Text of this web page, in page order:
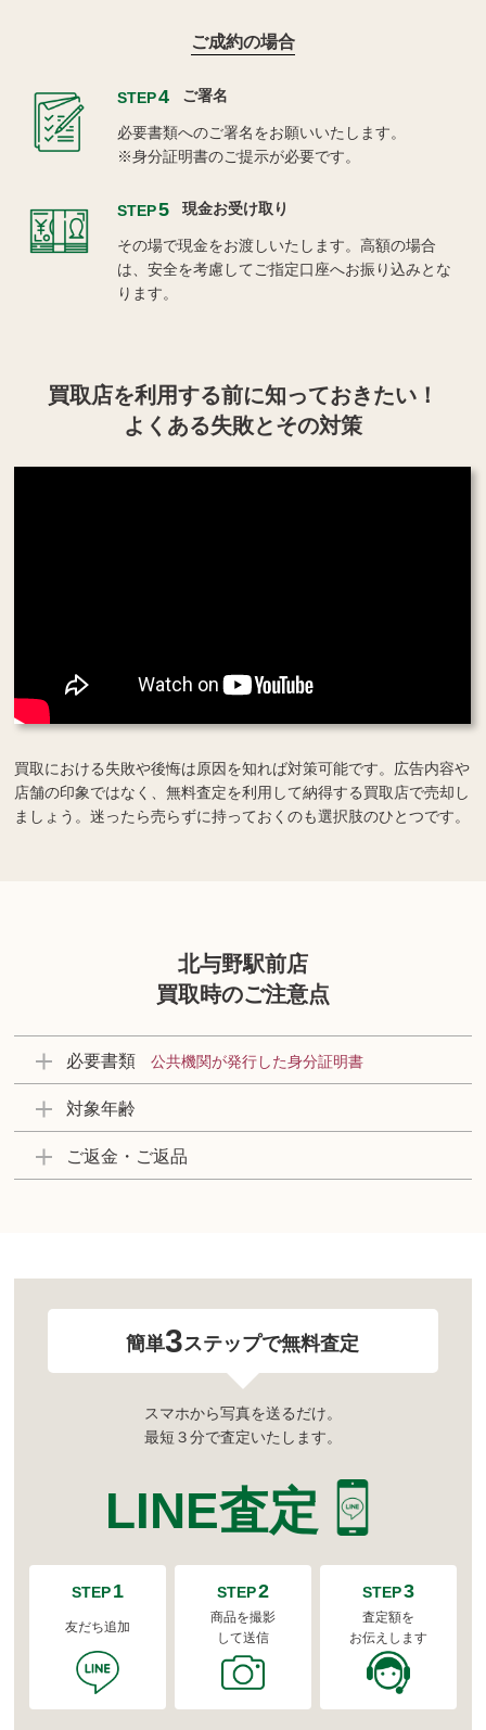
ご成約の場合
STEP4 ご署名
必要書類へのご署名をお願いいたします。
※身分証明書のご提示が必要です。
STEP5 現金お受け取り
その場で現金をお渡しいたします。高額の場合
は、安全を考慮してご指定口座へお振り込みとな
ります。
買取店を利用する前に知っておきたい！
よくある失敗とその対策
買取における失敗や後悔は原因を知れば対策可能です。広告内容や
店舗の印象ではなく、無料査定を利用して納得する買取店で売却し
ましょう。迷ったら売らずに持っておくのも選択肢のひとつです。
北与野駅前店
買取時のご注意点
必要書類 公共機関が発行した身分証明書
対象年齢
ご返金・ご返品
簡単3ステップで無料査定
スマホから写真を送るだけ。
最短３分で査定いたします。
LINE査定
STEP1
友だち追加
STEP2
商品を撮影
して送信
STEP3
査定額を
お伝えします